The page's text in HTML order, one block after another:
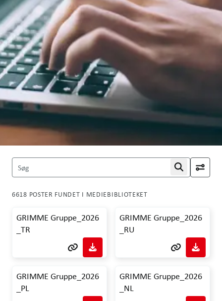
Søg
6618 POSTER FUNDET I MEDIEBIBLIOTEKET
GRIMME Gruppe_2026
_TR
GRIMME Gruppe_2026
_RU
GRIMME Gruppe_2026
_PL
GRIMME Gruppe_2026
_NL